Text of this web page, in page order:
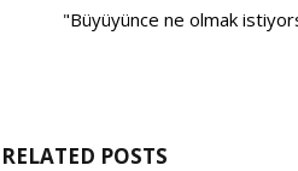
"Büyüyünce ne olmak
RELATED POSTS